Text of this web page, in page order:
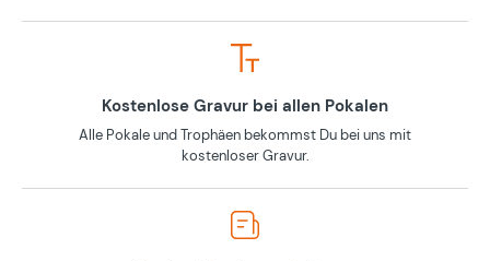
Kostenlose Gravur bei allen Pokalen
Alle Pokale und Trophäen bekommst Du bei uns mit
kostenloser Gravur.